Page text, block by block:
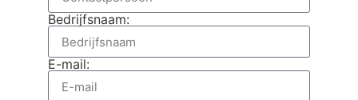
Bedrijfsnaam:
E-mail: